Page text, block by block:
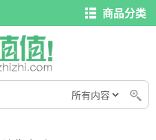
商品分类